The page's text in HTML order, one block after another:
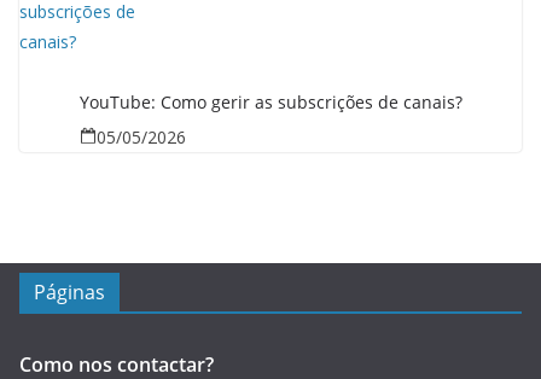
YouTube: Como gerir as subscrições de canais?
05/05/2026
Páginas
Como nos contactar?